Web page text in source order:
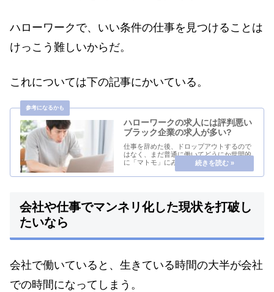
ハローワークで、いい条件の仕事を見つけることは
けっこう難しいからだ。
これについては下の記事にかいている。
ハローワークの求人には評判悪い
ブラック企業の求人が多い?
仕事を辞めた後、ドロップアウトするので
はなく、まだ普通に働いてどうにか世間的
に「マトモ」にみられたい人もいるだろ
う。ドロップアウトに向いていない人もい
るのは確かだ。そういう人は、一刻も早く
会社や仕事でマンネリ化した現状を打破し
たいなら
会社で働いていると、生きている時間の大半が会社
での時間になってしまう。